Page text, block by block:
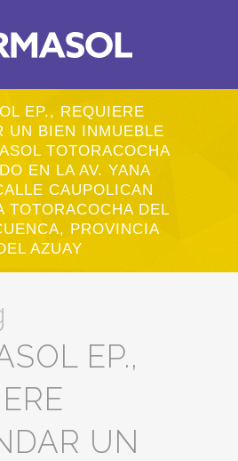
EP., REQUIERE
UN BIEN INMUEBLE
TOTORACOCHA
EN LA AV. YANA
CAUPOLICAN
TOTORACOCHA DEL
PROVINCIA
AZUAY
EP.,
UN